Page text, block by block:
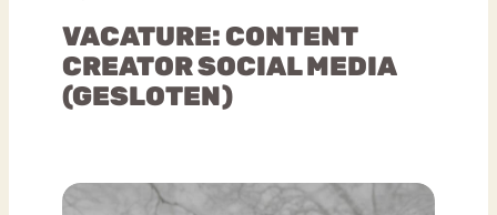
VACATURE: CONTENT
CREATOR SOCIAL MEDIA
(GESLOTEN)